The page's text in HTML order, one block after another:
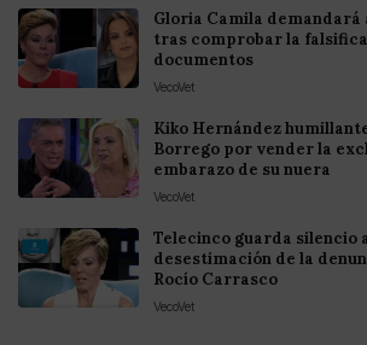
Gloria Camila demandará
tras comprobar la
documentos
VecoVet
Kiko Hernández
Borrego por vender la
embarazo de su nuera
VecoVet
Telecinco guarda silencio
desestimación de la
Rocío Carrasco
VecoVet